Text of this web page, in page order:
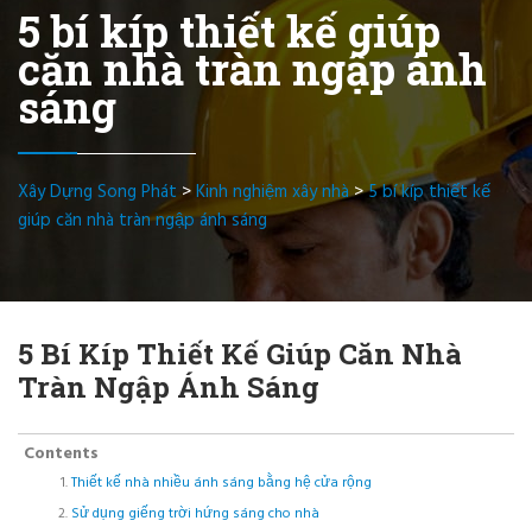
5 bí kíp thiết kế giúp
căn nhà tràn ngập ánh
sáng
Xây Dựng Song Phát>Kinh nghiệm xây nhà>5 bí kíp thiết kế
giúp căn nhà tràn ngập ánh sáng
5 Bí Kíp Thiết Kế Giúp Căn Nhà
Tràn Ngập Ánh Sáng
Contents
Thiết kế nhà nhiều ánh sáng bằng hệ cửa rộng
Sử dụng giếng trời hứng sáng cho nhà